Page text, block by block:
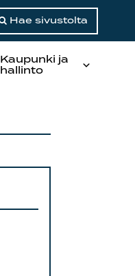
Hae sivustolta
Kaupunki ja
hallinto